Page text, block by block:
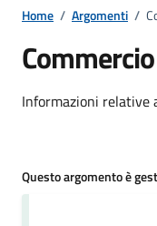
Home / Argomenti /
Dettagli
Informazioni relative
Questo argomento è